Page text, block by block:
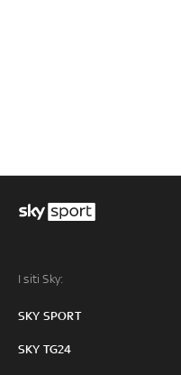
I siti Sky:
SKY SPORT
SKY TG24